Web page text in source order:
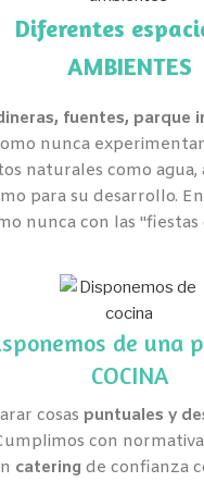
Diferentes
AMBIENTES
fuentes, parque
nunca
naturales como agua,
para su desarrollo.
nunca con las "fiestas
de una
COCINA
cosas puntuales y
con
catering de confianza